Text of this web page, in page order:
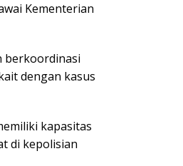
Kementerian
berkoordinasi
dengan kasus
kapasitas
di kepolisian